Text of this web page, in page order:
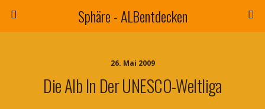
Sphäre - ALBentdecken
26. Mai 2009
Die Alb In Der UNESCO-Weltliga